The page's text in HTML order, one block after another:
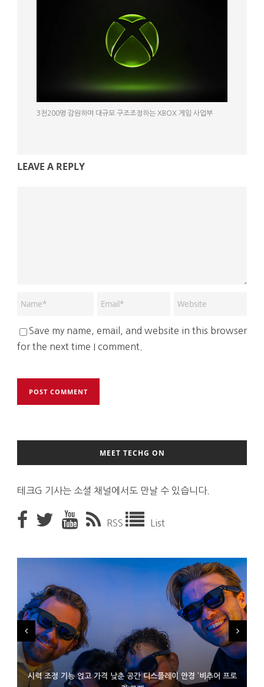
3천200명 감원하며 대규모 구조조정하는 XBOX 게임 사업부
LEAVE A REPLY
Save my name, email, and website in this browser
for the next time I comment.
MEET TECHG ON
테크G 기사는 소셜 채널에서도 만날 수 있습니다.
RSS List
시력 조정 기능 얹고 가격 낮춘 공간 디스플레이 안경 ‘비추어 프로